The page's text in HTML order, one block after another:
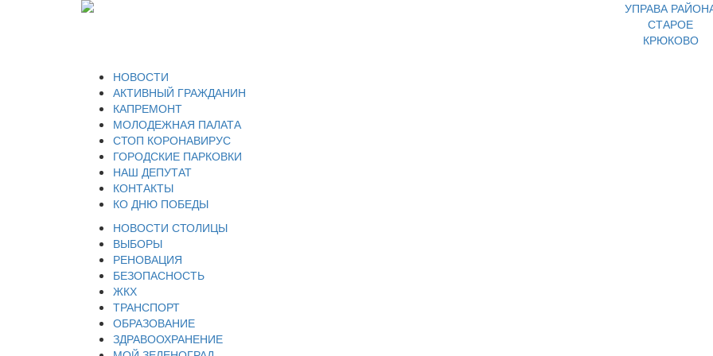
УПРАВА
СТАРОЕ
КРЮКОВО
НОВОСТИ
АКТИВНЫЙ ГРАЖДАНИН
КАПРЕМОНТ
МОЛОДЕЖНАЯ ПАЛАТА
СТОП КОРОНАВИРУС
ГОРОДСКИЕ ПАРКОВКИ
НАШ ДЕПУТАТ
КОНТАКТЫ
КО ДНЮ ПОБЕДЫ
НОВОСТИ СТОЛИЦЫ
ВЫБОРЫ
РЕНОВАЦИЯ
БЕЗОПАСНОСТЬ
ЖКХ
ТРАНСПОРТ
ОБРАЗОВАНИЕ
ЗДРАВООХРАНЕНИЕ